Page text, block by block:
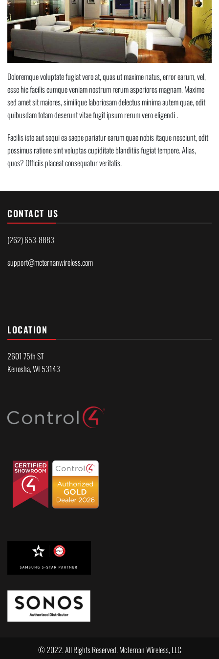
Doloremque voluptate fugiat vero at, quas ut maxime natus, error earum, vel,
esse hic facilis cumque veniam nostrum rerum asperiores magnam. Maxime
sed amet sit maiores, similique laboriosam delectus minima autem quae, odit
quibusdam totam deserunt vitae fugit ipsum rerum vero eligendi .
Facilis iste aut sequi ea saepe pariatur earum quae nobis itaque nesciunt, odit
possimus ratione sint voluptas cupiditate blanditiis fugiat tempore. Alias,
quos? Officiis placeat consequatur veritatis.
CONTACT US
(262) 653-8883
support@mcternanwireless.com
LOCATION
2601 75th ST
Kenosha, WI 53143
© 2022. All Rights Reserved. McTernan Wireless, LLC